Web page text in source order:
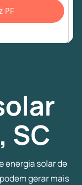
PF
SC
energia solar de
gerar mais